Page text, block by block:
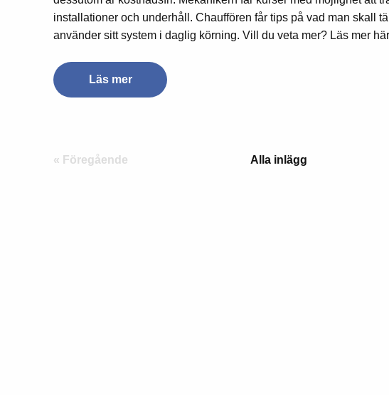
installationer och underhåll. Chauffören får tips på vad man skall
använder sitt system i daglig körning. Vill du veta mer? Läs mer här
Läs mer
« Föregående Alla inlägg